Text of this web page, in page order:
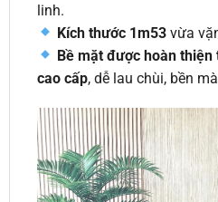
linh.
Kích thước 1m53 vừa
Bề mặt được hoàn thiện
cao cấp, dễ lau chùi, bền